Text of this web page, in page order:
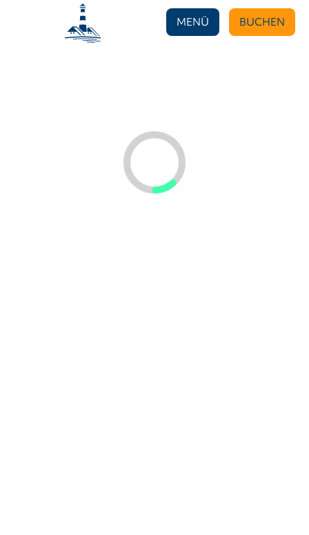
MENÜ BUCHEN